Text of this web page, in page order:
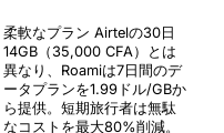
柔軟なプラン Airtelの30日
14GB（35,000 CFA）とは
異なり、Roamiは7日間のデ
ータプランを1.99ドル/GBか
ら提供。短期旅行者は無駄
なコストを最大80%削減。